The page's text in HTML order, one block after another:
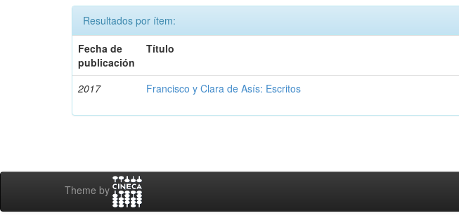
Resultados por ítem:
Fecha de
publicación
Título
2017 Francisco y Clara de Asís: Escritos
Theme by